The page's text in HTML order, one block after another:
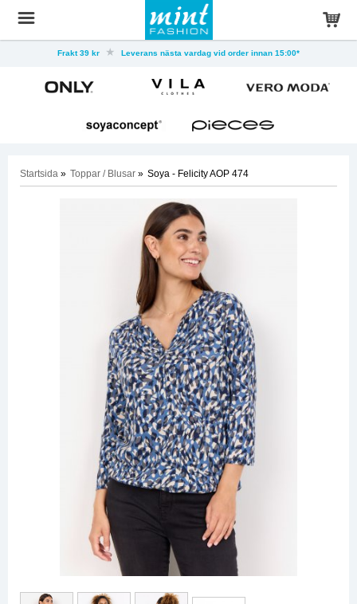
Frakt 39 kr Leverans nästa vardag vid order innan 15:00*
Startsida » Toppar / Blusar » Soya - Felicity AOP 474